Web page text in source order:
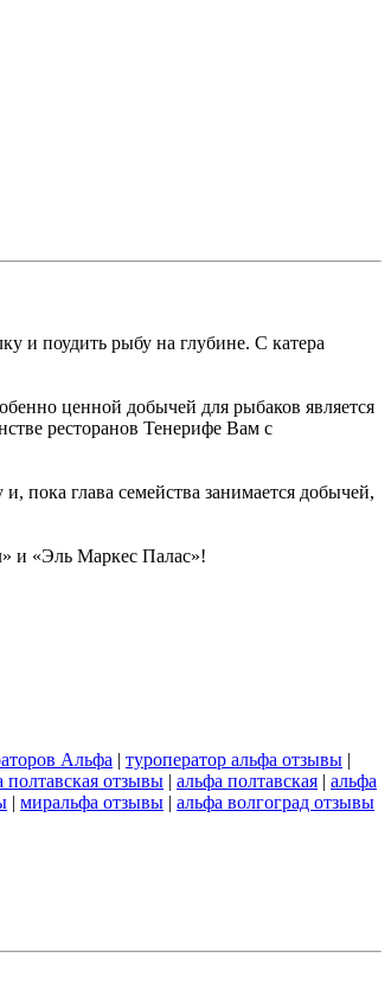
и поудить рыбу на глубине. С катера
ценной добычей для рыбаков является
ресторанов Тенерифе Вам с
пока глава семейства занимается добычей,
и «Эль Маркес Палас»!
Альфа | туроператор альфа отзывы |
полтавская отзывы | альфа полтавская | альфа
| миральфа отзывы | альфа волгоград отзывы